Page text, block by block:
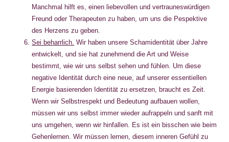
Manchmal hilft es, einen liebevollen und vertrauneswürdigen
Freund oder Therapeuten zu haben, um uns die Pespektive
des Herzens zu geben.
Sei beharrlich. Wir haben unsere Schamidentität über Jahre
entwickelt, und sie hat zunehmend die Art und Weise
bestimmt, wie wir uns selbst sehen und fühlen. Um diese
negative Identität durch eine neue, auf unserer essentiellen
Energie basierenden Identität zu ersetzen, braucht es Zeit.
Wenn wir Selbstrespekt und Bedeutung aufbauen wollen,
müssen wir uns selbst immer wieder aufrappeln und sanft mit
uns umgehen, wenn wir hinfallen. Es ist ein bisschen wie beim
Gehenlernen. Wir müssen lernen, diesem inneren Gefühl zu